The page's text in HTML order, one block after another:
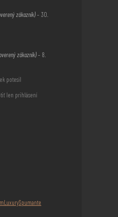
zákazník)– 30.
zákazník)– 8.
potesil
len prihlásení
LuxurySpumante